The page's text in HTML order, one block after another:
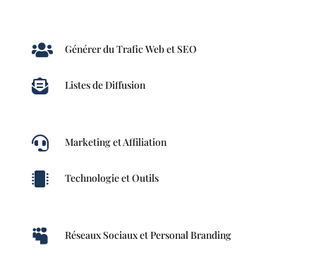
 Générer du Trafic Web et SEO
 Listes de Diffusion
 Marketing et Affiliation
 Technologie et Outils
 Réseaux Sociaux et Personal Branding